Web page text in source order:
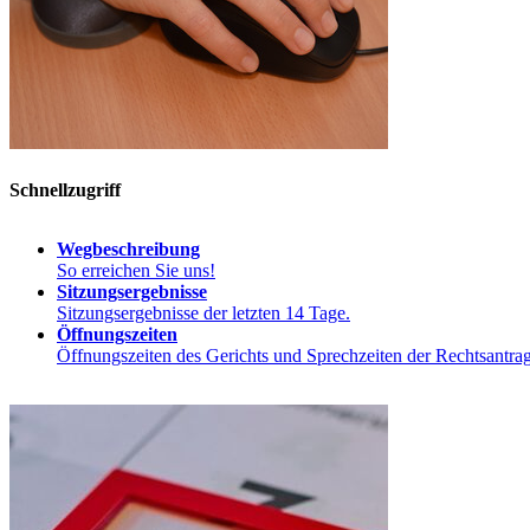
Schnellzugriff
Wegbeschreibung
So erreichen Sie uns!
Sitzungsergebnisse
Sitzungsergebnisse der letzten 14 Tage.
Öffnungszeiten
Öffnungszeiten des Gerichts und Sprechzeiten der